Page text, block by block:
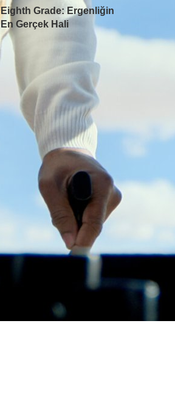
Eighth Grade: Ergenliğin
En Gerçek Hali